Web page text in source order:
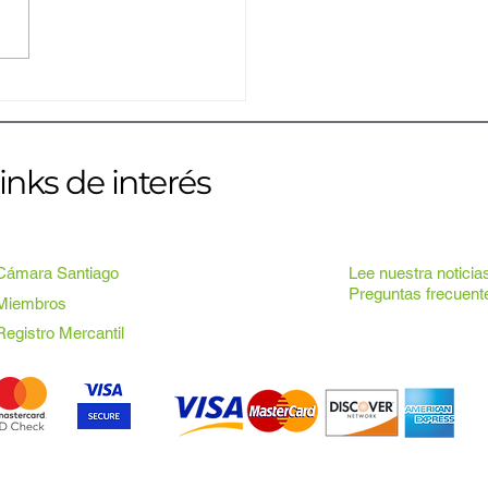
de crecimiento e
Iglesias
de interés
Santiago
Lee nuestra
Preguntas
Mercantil